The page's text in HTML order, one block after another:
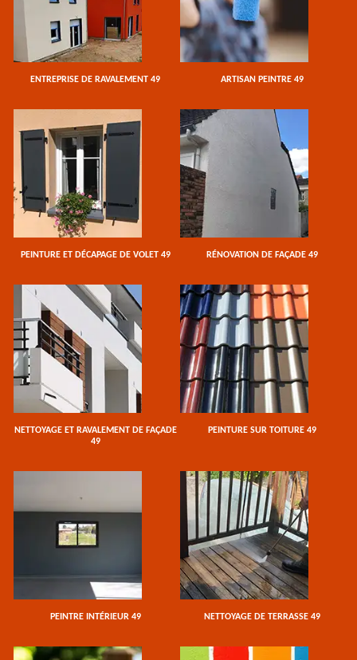
ENTREPRISE DE RAVALEMENT 49 ARTISAN PEINTRE 49
PEINTURE ET DÉCAPAGE DE VOLET 49 RÉNOVATION DE FAÇADE 49
NETTOYAGE ET RAVALEMENT DE FAÇADE
49
PEINTURE SUR TOITURE 49
PEINTRE INTÉRIEUR 49 NETTOYAGE DE TERRASSE 49